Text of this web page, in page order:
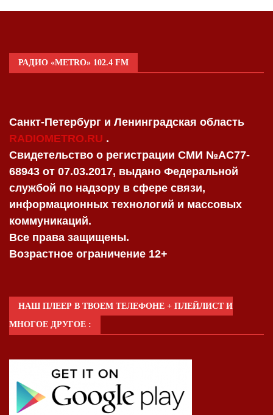
РАДИО «METRO» 102.4 FM
Санкт-Петербург и Ленинградская область
RADIOMETRO.RU .
Свидетельство о регистрации СМИ №AC77-
68943 от 07.03.2017, выдано Федеральной
службой по надзору в сфере связи,
информационных технологий и массовых
коммуникаций.
Все права защищены.
Возрастное ограничение 12+
НАШ ПЛЕЕР В ТВОЕМ ТЕЛЕФОНЕ + ПЛЕЙЛИСТ И
МНОГОЕ ДРУГОЕ :